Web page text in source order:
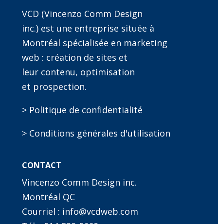
VCD (Vincenzo Comm Design
inc.) est une entreprise située à
Montréal spécialisée en marketing
web : création de sites et
leur contenu, optimisation
et prospection.
> Politique de confidentialité
> Conditions générales d'utilisation
CONTACT
Vincenzo Comm Design inc.
Montréal QC
Courriel : info@vcdweb.com